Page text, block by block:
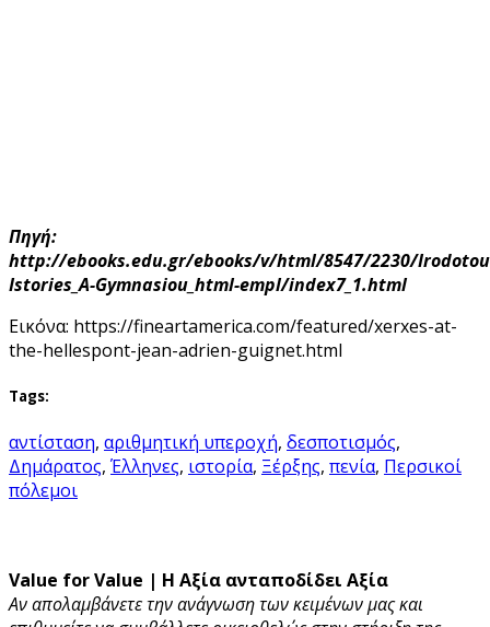
Πηγή:
http://ebooks.edu.gr/ebooks/v/html/8547/2230/
Istories_A-Gymnasiou_html-empl/index7_1.html
Εικόνα: https://fineartamerica.com/featured/xerxes-at-
the-hellespont-jean-adrien-guignet.html
Tags:
αντίσταση, αριθμητική υπεροχή, δεσποτισμός,
Δημάρατος, Έλληνες, ιστορία, Ξέρξης, πενία, Περσικοί
πόλεμοι
Value for Value | Η Αξία ανταποδίδει Αξία
Αν απολαμβάνετε την ανάγνωση των κειμένων μας και